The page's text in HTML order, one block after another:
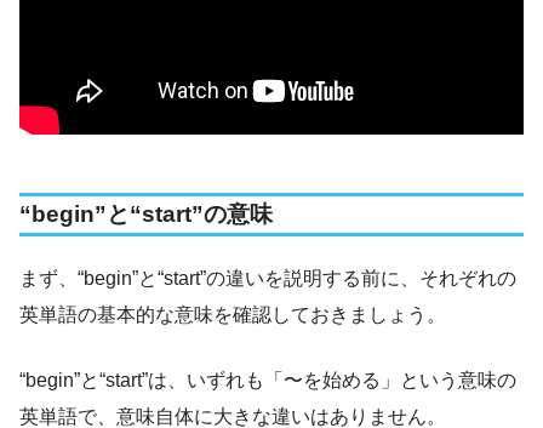
“begin”と“start”の意味
まず、“begin”と“start”の違いを説明する前に、それぞれの
英単語の基本的な意味を確認しておきましょう。
“begin”と“start”は、いずれも「〜を始める」という意味の
英単語で、意味自体に大きな違いはありません。